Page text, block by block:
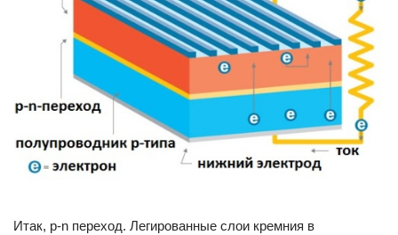
Итак, p-n переход. Легированные слои кремния в